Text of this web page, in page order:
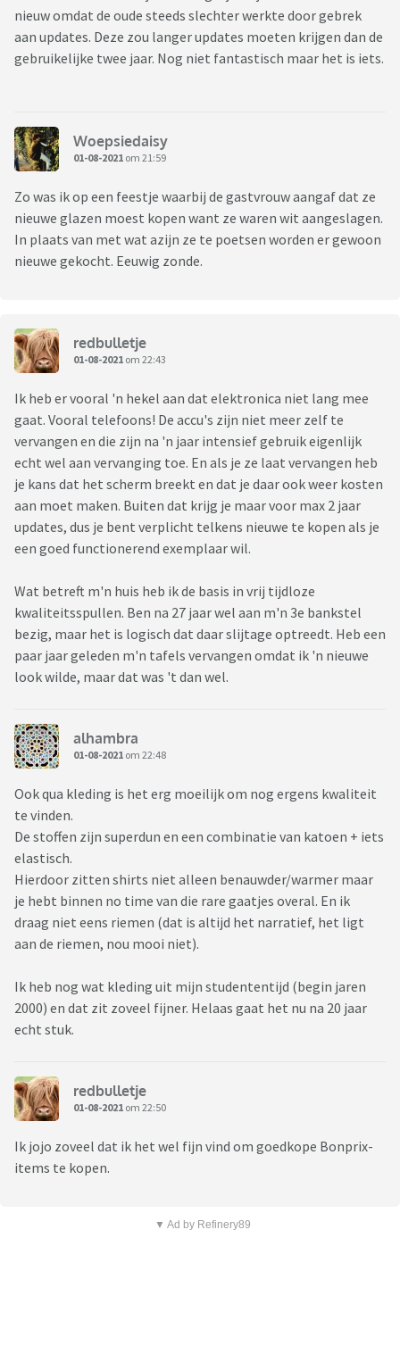
nieuw omdat de oude steeds slechter werkte door gebrek
aan updates. Deze zou langer updates moeten krijgen dan de
gebruikelijke twee jaar. Nog niet fantastisch maar het is iets.
Woepsiedaisy
01-08-2021 om 21:59
Zo was ik op een feestje waarbij de gastvrouw aangaf dat ze
nieuwe glazen moest kopen want ze waren wit aangeslagen.
In plaats van met wat azijn ze te poetsen worden er gewoon
nieuwe gekocht. Eeuwig zonde.
redbulletje
01-08-2021 om 22:43
Ik heb er vooral 'n hekel aan dat elektronica niet lang mee
gaat. Vooral telefoons! De accu's zijn niet meer zelf te
vervangen en die zijn na 'n jaar intensief gebruik eigenlijk
echt wel aan vervanging toe. En als je ze laat vervangen heb
je kans dat het scherm breekt en dat je daar ook weer kosten
aan moet maken. Buiten dat krijg je maar voor max 2 jaar
updates, dus je bent verplicht telkens nieuwe te kopen als je
een goed functionerend exemplaar wil.
Wat betreft m'n huis heb ik de basis in vrij tijdloze
kwaliteitsspullen. Ben na 27 jaar wel aan m'n 3e bankstel
bezig, maar het is logisch dat daar slijtage optreedt. Heb een
paar jaar geleden m'n tafels vervangen omdat ik 'n nieuwe
look wilde, maar dat was 't dan wel.
alhambra
01-08-2021 om 22:48
Ook qua kleding is het erg moeilijk om nog ergens kwaliteit
te vinden.
De stoffen zijn superdun en een combinatie van katoen + iets
elastisch.
Hierdoor zitten shirts niet alleen benauwder/warmer maar
je hebt binnen no time van die rare gaatjes overal. En ik
draag niet eens riemen (dat is altijd het narratief, het ligt
aan de riemen, nou mooi niet).
Ik heb nog wat kleding uit mijn studententijd (begin jaren
2000) en dat zit zoveel fijner. Helaas gaat het nu na 20 jaar
echt stuk.
redbulletje
01-08-2021 om 22:50
Ik jojo zoveel dat ik het wel fijn vind om goedkope Bonprix-
items te kopen.
▼ Ad by Refinery89